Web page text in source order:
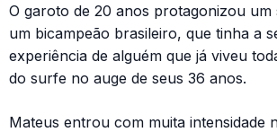
O garoto de 20 anos protagonizou
um bicampeão brasileiro, que tinha a
experiência de alguém que já viveu
do surfe no auge de seus 36 anos.
Mateus entrou com muita intensidade